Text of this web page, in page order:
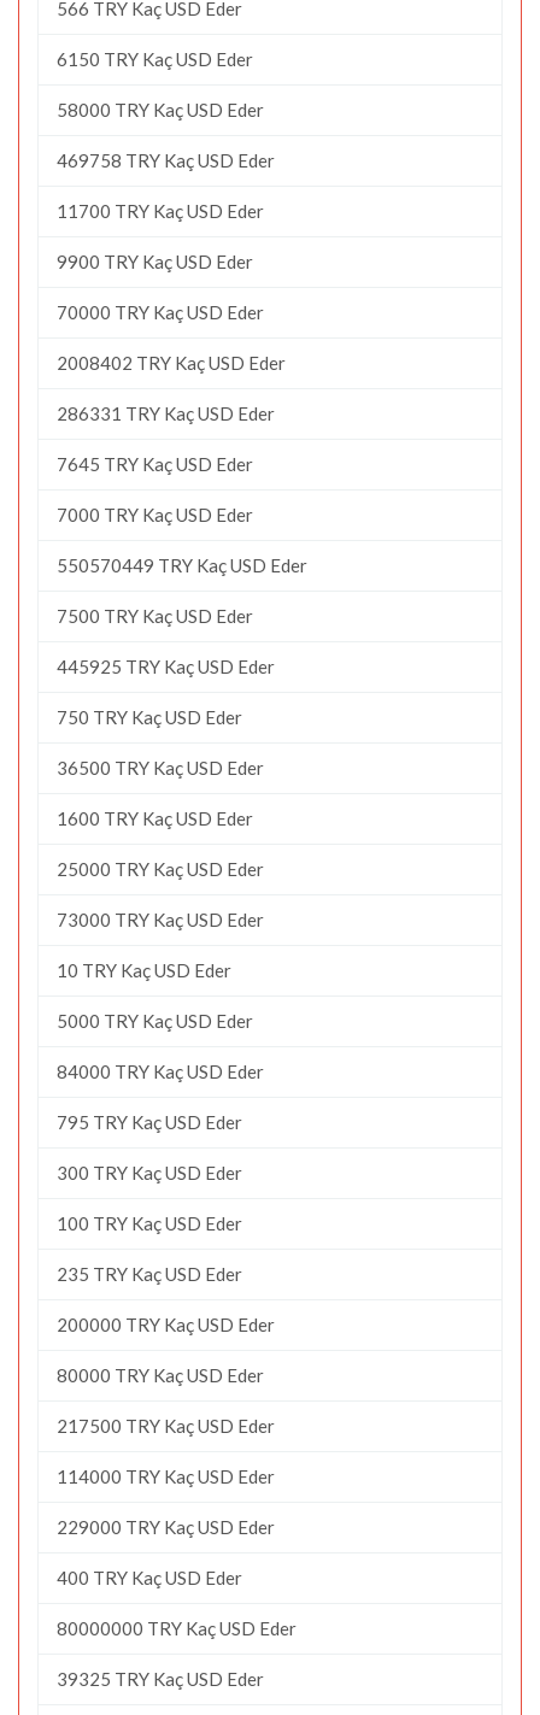
566 TRY Kaç USD Eder
6150 TRY Kaç USD Eder
58000 TRY Kaç USD Eder
469758 TRY Kaç USD Eder
11700 TRY Kaç USD Eder
9900 TRY Kaç USD Eder
70000 TRY Kaç USD Eder
2008402 TRY Kaç USD Eder
286331 TRY Kaç USD Eder
7645 TRY Kaç USD Eder
7000 TRY Kaç USD Eder
550570449 TRY Kaç USD Eder
7500 TRY Kaç USD Eder
445925 TRY Kaç USD Eder
750 TRY Kaç USD Eder
36500 TRY Kaç USD Eder
1600 TRY Kaç USD Eder
25000 TRY Kaç USD Eder
73000 TRY Kaç USD Eder
10 TRY Kaç USD Eder
5000 TRY Kaç USD Eder
84000 TRY Kaç USD Eder
795 TRY Kaç USD Eder
300 TRY Kaç USD Eder
100 TRY Kaç USD Eder
235 TRY Kaç USD Eder
200000 TRY Kaç USD Eder
80000 TRY Kaç USD Eder
217500 TRY Kaç USD Eder
114000 TRY Kaç USD Eder
229000 TRY Kaç USD Eder
400 TRY Kaç USD Eder
80000000 TRY Kaç USD Eder
39325 TRY Kaç USD Eder